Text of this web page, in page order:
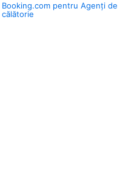
Booking.com pentru Agenți de
călătorie